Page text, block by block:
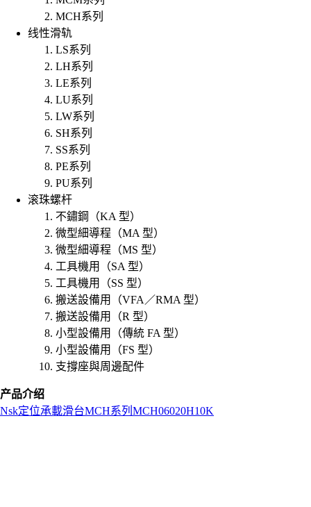
MCH系列
线性滑轨
LS系列
LH系列
LE系列
LU系列
LW系列
SH系列
SS系列
PE系列
PU系列
滚珠螺杆
不鏽鋼（KA 型）
微型細導程（MA 型）
微型細導程（MS 型）
工具機用（SA 型）
工具機用（SS 型）
搬送設備用（VFA／RMA 型）
搬送設備用（R 型）
小型設備用（傳統 FA 型）
小型設備用（FS 型）
支撐座與周邊配件
产品介绍
Nsk定位承載滑台MCH系列 MCH06020H10K